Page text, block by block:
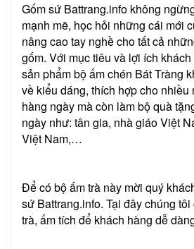
Gốm sứ Battrang.info không
mạnh mẽ, học hỏi những cái mới
nâng cao tay nghề cho tất cả
gốm. Với mục tiêu và lợi ích
sản phẩm bộ ấm chén Bát Tràng
về kiểu dáng, thích hợp cho nhiều
hàng ngày mà còn làm bộ quà
ngày như: tân gia, nhà giáo Việt
Việt Nam,…
Để có bộ ấm trà này mời quý
sứ Battrang.info. Tại đây chúng
trà, ấm tích để khách hàng dễ